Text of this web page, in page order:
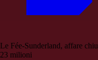
Le Fée-Sunderland, affare
23 milioni